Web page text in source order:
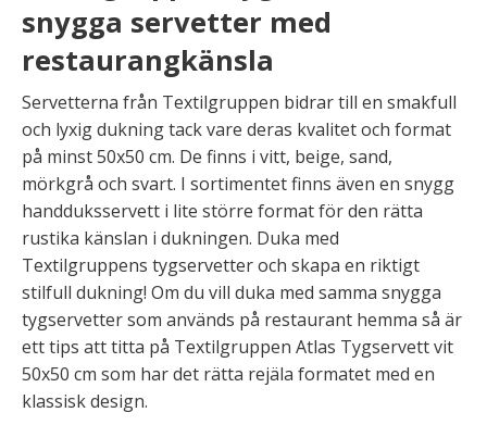
snygga servetter med
restaurangkänsla
Servetterna från Textilgruppen bidrar till en smakfull
och lyxig dukning tack vare deras kvalitet och format
på minst 50x50 cm. De finns i vitt, beige, sand,
mörkgrå och svart. I sortimentet finns även en snygg
handduksservett i lite större format för den rätta
rustika känslan i dukningen. Duka med
Textilgruppens tygservetter och skapa en riktigt
stilfull dukning! Om du vill duka med samma snygga
tygservetter som används på restaurant hemma så är
ett tips att titta på Textilgruppen Atlas Tygservett vit
50x50 cm som har det rätta rejäla formatet med en
klassisk design.